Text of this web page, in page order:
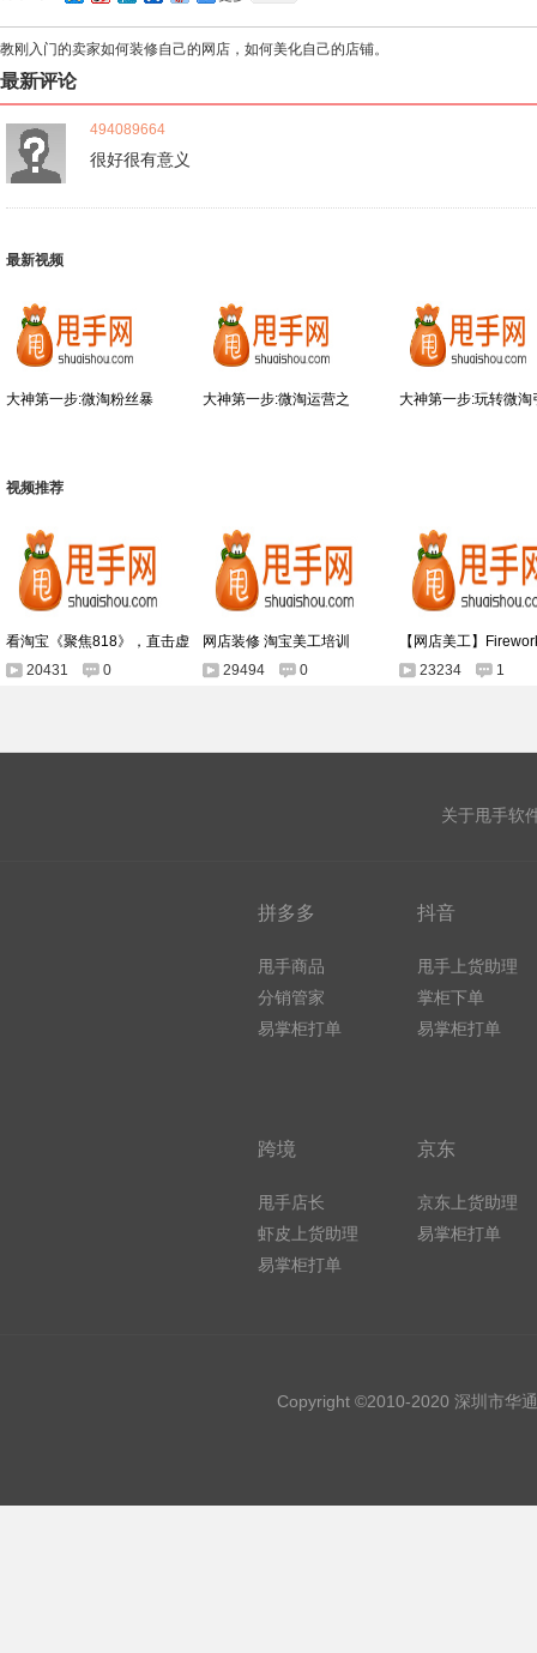
教刚入门的卖家如何装修自己的网店，如何美化自己的店铺。
最新评论
494089664
很好很有意义
最新视频
大神第一步:微淘粉丝暴 大神第一步:微淘运营之 大神第一步:玩转微淘
视频推荐
看淘宝《聚焦818》，直击虚
20431
0
网店装修 淘宝美工培训
29494
0
【网店美工】
23234
1
关于甩手软
拼多多
甩手商品
分销管家
易掌柜打单
抖音
甩手上货助理
掌柜下单
易掌柜打单
跨境
甩手店长
虾皮上货助理
易掌柜打单
京东
京东上货助理
易掌柜打单
Copyright ©2010-2020 深圳市华